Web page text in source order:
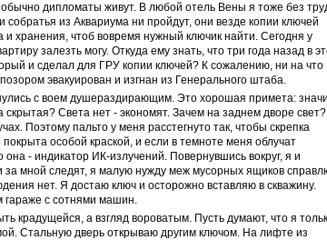
дипломаты живут. В любой отель Вены я тоже без
из Аквариума ни пройдут, они везде копии ключей
и хранения, чтоб вовремя нужный ключик найти. Сегодня у
залезть могу. Откуда ему знать, что три года назад в
и сделал для ГРУ копии ключей? К сожалению, ни на что
эвакуирован и изгнан из Генерального штаба.
с воем душераздирающим. Это хорошая примета:
Света нет - экономят. Зачем на заднем дворе свет?
Поэтому пальто у меня расстегнуто так, чтобы скрепка
особой краской, и если в темноте меня облучат
- индикатор ИК-излучений. Повернувшись вокруг, я и
мной следят, я малую нужду меж мусорных ящиков
нет. Я достаю ключ и осторожно вставляю в скважину.
гараже с сотнями машин.
крадущейся, а взгляд вороватым. Пусть думают, что я
Стальную дверь открываю другим ключом. На лифте из